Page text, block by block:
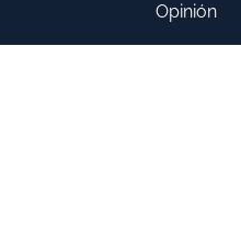
Opinión